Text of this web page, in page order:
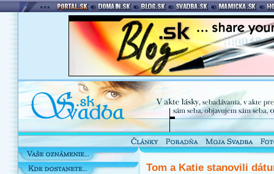
Tom a Katie stanovili